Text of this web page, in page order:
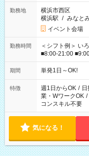
勤務地
横浜市西区
横浜駅 / みなと
イベント会場
勤務時間
＜シフト例＞ い
■8:00-21:00
期間 単発1日～OK!
特徴 週1日からOK /
業・WワークOK /
コンスキル不要
気になる！